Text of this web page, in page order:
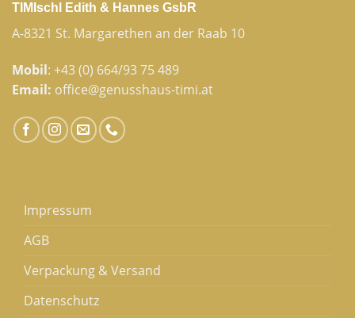
TIMIschl Edith & Hannes GsbR
A-8321 St. Margarethen an der Raab 10
Mobil: +43 (0) 664/93 75 489
Email: office@genusshaus-timi.at
Impressum
AGB
Verpackung & Versand
Datenschutz